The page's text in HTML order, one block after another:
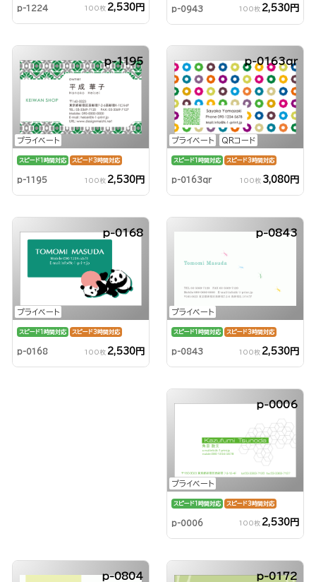
p-1224 100枚 2,530円 p-0943 100枚 2,530円
プライベート
p-1195
スピード1時間対応 スピード3時間対応
p-1195 100枚 2,530円
プライベート QRコード
p-0163qr
スピード1時間対応 スピード3時間対応
p-0163qr 100枚 3,080円
プライベート
p-0168
スピード1時間対応 スピード3時間対応
p-0168 100枚 2,530円
プライベート
p-0843
スピード1時間対応 スピード3時間対応
p-0843 100枚 2,530円
プライベート
p-0006
スピード1時間対応 スピード3時間対応
p-0006 100枚 2,530円
p-0804 p-0172